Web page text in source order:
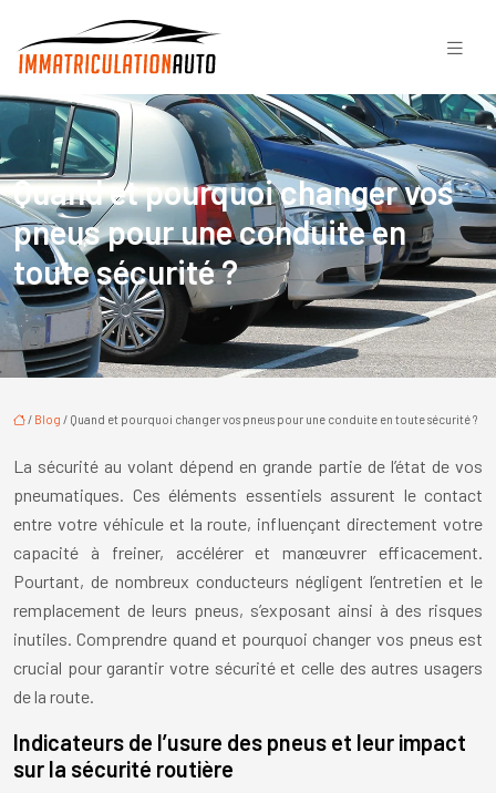
Quand et pourquoi changer vos
pneus pour une conduite en
toute sécurité ?
/ Blog / Quand et pourquoi changer vos pneus pour une conduite en toute sécurité ?
La sécurité au volant dépend en grande partie de l’état de vos
pneumatiques. Ces éléments essentiels assurent le contact
entre votre véhicule et la route, influençant directement votre
capacité à freiner, accélérer et manœuvrer efficacement.
Pourtant, de nombreux conducteurs négligent l’entretien et le
remplacement de leurs pneus, s’exposant ainsi à des risques
inutiles. Comprendre quand et pourquoi changer vos pneus est
crucial pour garantir votre sécurité et celle des autres usagers
de la route.
Indicateurs de l’usure des pneus et leur impact
sur la sécurité routière